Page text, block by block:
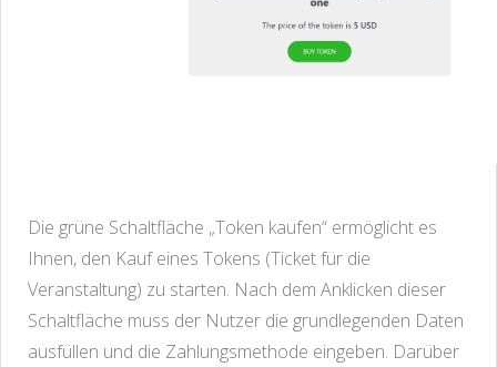
Die grüne Schaltfläche „Token kaufen“ ermöglicht es
Ihnen, den Kauf eines Tokens (Ticket für die
Veranstaltung) zu starten. Nach dem Anklicken dieser
Schaltfläche muss der Nutzer die grundlegenden Daten
ausfüllen und die Zahlungsmethode eingeben. Darüber